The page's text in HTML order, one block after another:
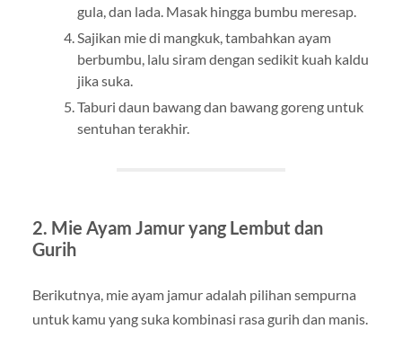
gula, dan lada. Masak hingga bumbu meresap.
Sajikan mie di mangkuk, tambahkan ayam
berbumbu, lalu siram dengan sedikit kuah kaldu
jika suka.
Taburi daun bawang dan bawang goreng untuk
sentuhan terakhir.
2. Mie Ayam Jamur yang Lembut dan
Gurih
Berikutnya, mie ayam jamur adalah pilihan sempurna
untuk kamu yang suka kombinasi rasa gurih dan manis.